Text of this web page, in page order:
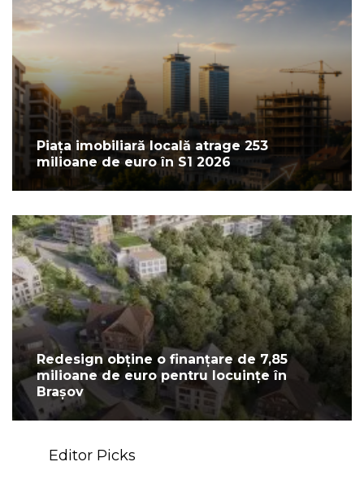
Piața imobiliară locală atrage 253
milioane de euro în S1 2026
Redesign obține o finanțare de 7,85
milioane de euro pentru locuințe în
Brașov
Editor Picks